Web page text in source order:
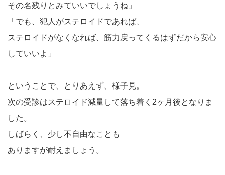
その名残りとみていいでしょうね」
「でも、犯人がステロイドであれば、
ステロイドがなくなれば、筋力戻ってくるはずだから安心
していいよ」
ということで、とりあえず、様子見。
次の受診はステロイド減量して落ち着く2ヶ月後となりま
した。
しばらく、少し不自由なことも
ありますが耐えましょう。